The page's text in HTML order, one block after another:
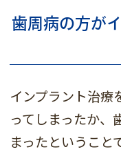
歯周病の方が
インプラント治療
ってしまったか、
まったということ